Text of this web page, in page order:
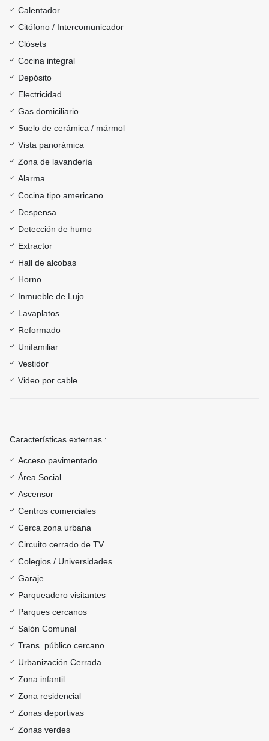
Calentador
Citófono / Intercomunicador
Clósets
Cocina integral
Depósito
Electricidad
Gas domiciliario
Suelo de cerámica / mármol
Vista panorámica
Zona de lavandería
Alarma
Cocina tipo americano
Despensa
Detección de humo
Extractor
Hall de alcobas
Horno
Inmueble de Lujo
Lavaplatos
Reformado
Unifamiliar
Vestidor
Video por cable
Características externas :
Acceso pavimentado
Área Social
Ascensor
Centros comerciales
Cerca zona urbana
Circuito cerrado de TV
Colegios / Universidades
Garaje
Parqueadero visitantes
Parques cercanos
Salón Comunal
Trans. público cercano
Urbanización Cerrada
Zona infantil
Zona residencial
Zonas deportivas
Zonas verdes